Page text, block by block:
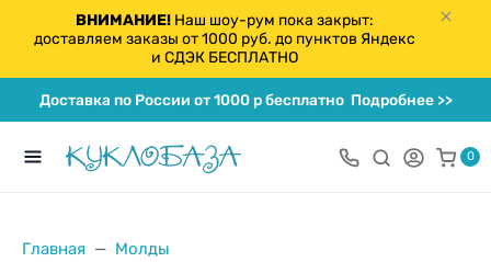
ВНИМАНИЕ!Наш шоу-рум пока закрыт:
доставляем заказы от 1000 руб. до пунктов Яндекс
и СДЭК БЕСПЛАТНО
Доставка по России от 1000 р бесплатноПодробнее >>
0
Главная
Молды